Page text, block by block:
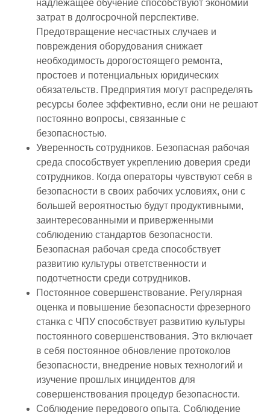
надлежащее обучение способствуют экономии
затрат в долгосрочной перспективе.
Предотвращение несчастных случаев и
повреждения оборудования снижает
необходимость дорогостоящего ремонта,
простоев и потенциальных юридических
обязательств. Предприятия могут распределять
ресурсы более эффективно, если они не решают
постоянно вопросы, связанные с
безопасностью.
Уверенность сотрудников. Безопасная рабочая
среда способствует укреплению доверия среди
сотрудников. Когда операторы чувствуют себя в
безопасности в своих рабочих условиях, они с
большей вероятностью будут продуктивными,
заинтересованными и приверженными
соблюдению стандартов безопасности.
Безопасная рабочая среда способствует
развитию культуры ответственности и
подотчетности среди сотрудников.
Постоянное совершенствование. Регулярная
оценка и повышение безопасности фрезерного
станка с ЧПУ способствует развитию культуры
постоянного совершенствования. Это включает
в себя постоянное обновление протоколов
безопасности, внедрение новых технологий и
изучение прошлых инцидентов для
совершенствования процедур безопасности.
Соблюдение передового опыта. Соблюдение